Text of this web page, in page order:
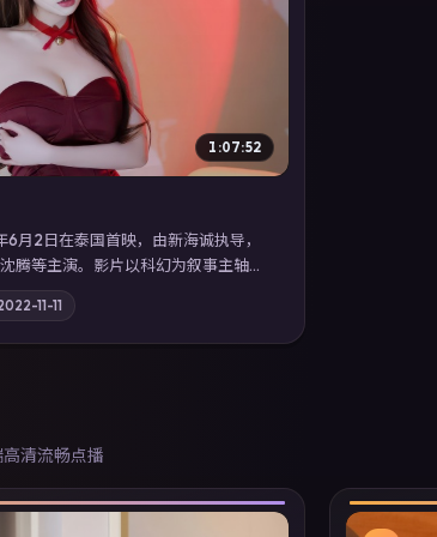
▶
1:07:52
6月2日在泰国首映，由新海诚执导，
腾等主演。影片以科幻为叙事主轴，
产业链；摄影与配乐强化地域气质；
看高清电视剧在线看」延展检索同类
追剧体验。
11-11
高清流畅点播